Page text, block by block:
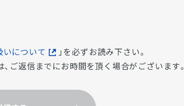
について
」を必ずお読み下さい。
ご返信までにお時間を頂く場合がございます。